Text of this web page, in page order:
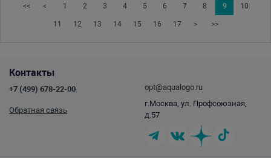
<< < 1 2 3 4 5 6 7 8 9 10
11 12 13 14 15 16 17 > >>
Контакты
+7 (499) 678-22-00
Обратная связь
opt@aqualogo.ru
г.Москва, ул. Профсоюзная,
д.57